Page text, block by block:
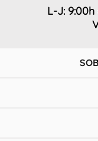
L-J: 9:00h